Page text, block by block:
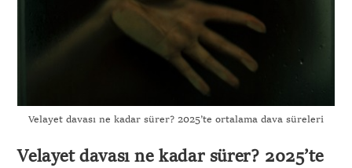
Velayet davası ne kadar sürer? 2025’te ortalama dava süreleri
Velayet davası ne kadar sürer? 2025’te